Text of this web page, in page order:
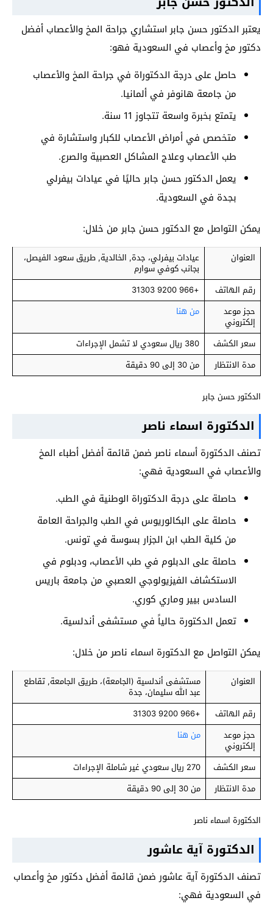
يعتبر الدكتور حسن جابر استشاري جراحة المخ والأعصاب أفضل
دكتور مخ وأعصاب في السعودية فهو:
حاصل على درجة الدكتوراة في جراحة المخ والأعصاب
من جامعة هانوفر في ألمانيا.
يتمتع بخبرة واسعة تتجاوز 11 سنة.
متخصص في أمراض الأعصاب للكبار واستشارة في
طب الأعصاب وعلاج المشاكل العصبية والصرع.
يعمل الدكتور حسن جابر حاليًا في عيادات بيفرلي
بجدة في السعودية.
يمكن التواصل مع الدكتور حسن جابر من خلال:
العنوان عيادات بيفرلي، جدة, الخالدية, طريق سعود الفيصل،
بجانب كوفي سوارم
رقم الهاتف
+966 9200 31303
حجز موعد
إلكتروني
من هنا
سعر الكشف
380 ريال سعودي لا تشمل الإجراءات
مدة الانتظار
من 30 إلى 90 دقيقة
الدكتور حسن جابر
الدكتورة اسماء ناصر
تصنف الدكتورة أسماء ناصر ضمن قائمة أفضل أطباء المخ
والأعصاب في السعودية فهي:
حاصلة على درجة الدكتوراة الوطنية في الطب.
حاصلة على البكالوريوس في الطب والجراحة العامة
من كلية الطب ابن الجزار بسوسة في تونس.
حاصلة على الدبلوم في طب الأعصاب، ودبلوم في
الاستكشاف الفيزيولوجي العصبي من جامعة باريس
السادس بيير وماري كوري.
تعمل الدكتورة حالياً في مستشفى أندلسية.
يمكن التواصل مع الدكتورة اسماء ناصر من خلال:
العنوان مستشفى أندلسية (الجامعة)، طريق الجامعة, تقاطع
عبد الله سليمان، جدة
رقم الهاتف
+966 9200 31303
حجز موعد
إلكتروني
من هنا
سعر الكشف
270 ريال سعودي غير شاملة الإجراءات
مدة الانتظار
من 30 إلى 90 دقيقة
الدكتورة اسماء ناصر
الدكتورة آية عاشور
تصنف الدكتورة آية عاشور ضمن قائمة أفضل دكتور مخ وأعصاب
في السعودية فهي: